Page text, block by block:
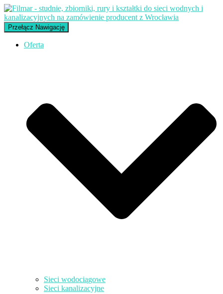
Przełącz Nawigację
Oferta
Sieci wodociągowe
Sieci kanalizacyjne